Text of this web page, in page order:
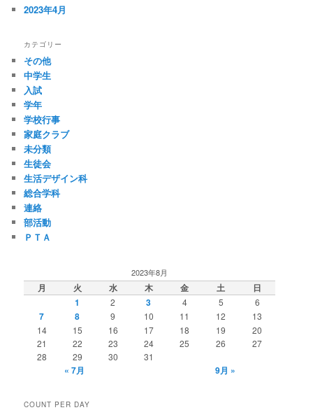
2023年4月
カテゴリー
その他
中学生
入試
学年
学校行事
家庭クラブ
未分類
生徒会
生活デザイン科
総合学科
連絡
部活動
ＰＴＡ
2023年8月
月 火 水 木 金 土
日
1
2 3 4 5 6
7 8 9 10 11 12
13
14
15 16 17 18 19
20
21
22 23 24 25 26
27
28
29 30 31
« 7月 9月 »
COUNT PER DAY